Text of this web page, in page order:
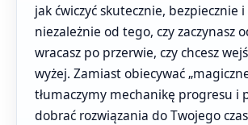
jak ćwiczyć skutecznie, bezpiecznie
niezależnie od tego, czy zaczynasz
wracasz po przerwie, czy chcesz
wyżej. Zamiast obiecywać
tłumaczymy mechanikę progresu i
dobrać rozwiązania do Twojego